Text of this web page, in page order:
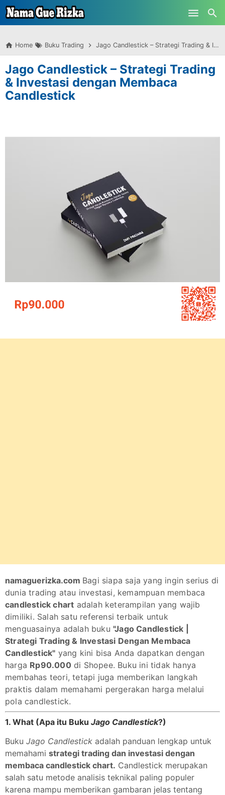
-->
Skip to main content
Home Buku Trading Jago Candlestick – Strategi Trading & Investasi dengan Membaca Candlestick
Jago Candlestick – Strategi Trading
& Investasi dengan Membaca
Candlestick
namaguerizka.com Bagi siapa saja yang ingin serius di
dunia trading atau investasi, kemampuan membaca
candlestick chart adalah keterampilan yang wajib
dimiliki. Salah satu referensi terbaik untuk
menguasainya adalah buku "Jago Candlestick |
Strategi Trading & Investasi Dengan Membaca
Candlestick" yang kini bisa Anda dapatkan dengan
harga Rp90.000di Shopee. Buku ini tidak hanya
membahas teori, tetapi juga memberikan langkah
praktis dalam memahami pergerakan harga melalui
pola candlestick.
1. What (Apa itu Buku Jago Candlestick?)
Buku Jago Candlestick adalah panduan lengkap untuk
memahami strategi trading dan investasi dengan
membaca candlestick chart. Candlestick merupakan
salah satu metode analisis teknikal paling populer
karena mampu memberikan gambaran jelas tentang